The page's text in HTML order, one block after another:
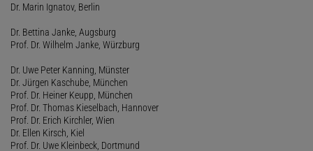
Dr. Marin Ignatov, Berlin
Dr. Bettina Janke, Augsburg
Prof. Dr. Wilhelm Janke, Würzburg
Dr. Uwe Peter Kanning, Münster
Dr. Jürgen Kaschube, München
Prof. Dr. Heiner Keupp, München
Prof. Dr. Thomas Kieselbach, Hannover
Prof. Dr. Erich Kirchler, Wien
Dr. Ellen Kirsch, Kiel
Prof. Dr. Uwe Kleinbeck, Dortmund